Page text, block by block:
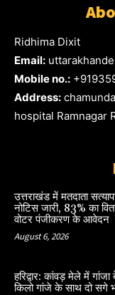
Ridhima Dixit
Email:
Mobile no.:
Address:
hospital Ramnagar
उत्तराखंड में मतदाता
नोटिस जारी, 83% का
वोटर पंजीकरण के आवेदन
August 6, 2026
हरिद्वार: कांवड़ मेले में
किलो गांजे के साथ दो सगे